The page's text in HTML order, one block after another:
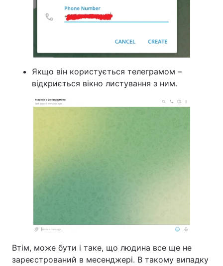
Якщо він користується телеграмом –
відкриється вікно листування з ним.
Втім, може бути і таке, що людина все ще не
зареєстрований в месенджері. В такому випадку